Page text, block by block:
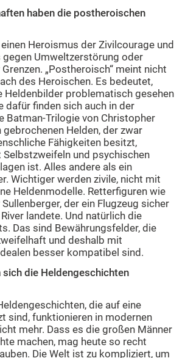
haben die postheroischen
Heroismus der Zivilcourage und
Umweltzerstörung oder
„Postheroisch“ meint nicht
des Heroischen. Es bedeutet,
Heldenbilder problematisch gesehen
dafür finden sich auch in der
Batman-Trilogie von Christopher
gebrochenen Helden, der zwar
Fähigkeiten besitzt,
Selbstzweifeln und psychischen
ist. Alles andere als ein
Wichtiger werden zivile, nicht mit
Heldenmodelle. Retterfiguren wie
der ein Flugzeug sicher
landete. Und natürlich die
Das sind Bewährungsfelder, die
und deshalb mit
besser kompatibel sind.
sich die Heldengeschichten
die auf eine
sind, funktionieren in modernen
mehr. Dass es die großen Männer
machen, mag heute so recht
Die Welt ist zu kompliziert, um